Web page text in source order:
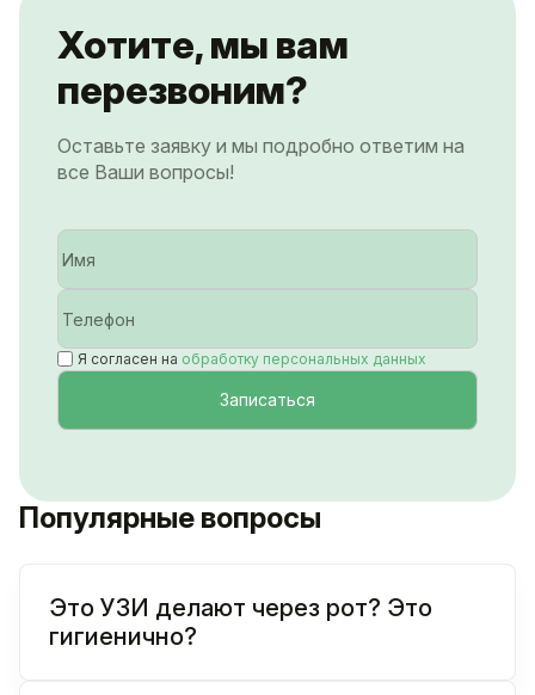
Хотите, мы вам
перезвоним?
Оставьте заявку и мы подробно ответим на
все Ваши вопросы!
Я согласен на обработку персональных данных
Популярные вопросы
Это УЗИ делают через рот? Это
гигиенично?